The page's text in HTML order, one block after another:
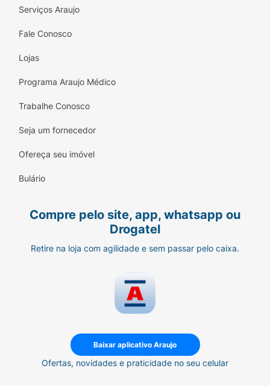
Serviços Araujo
Fale Conosco
Lojas
Programa Araujo Médico
Trabalhe Conosco
Seja um fornecedor
Ofereça seu imóvel
Bulário
Compre pelo site, app, whatsapp ou
Drogatel
Retire na loja com agilidade e sem passar pelo caixa.
Baixar aplicativo Araujo
Ofertas, novidades e praticidade no seu celular